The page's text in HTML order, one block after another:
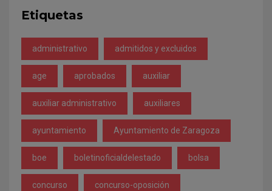
Etiquetas
administrativo admitidos y excluidos
age aprobados auxiliar
auxiliar administrativo auxiliares
ayuntamiento Ayuntamiento de Zaragoza
boe boletinoficialdelestado bolsa
concurso concurso-oposición